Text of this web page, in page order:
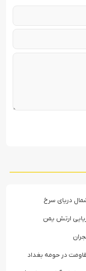
دریای سرخ
ارتش یمن
در حومه بغداد